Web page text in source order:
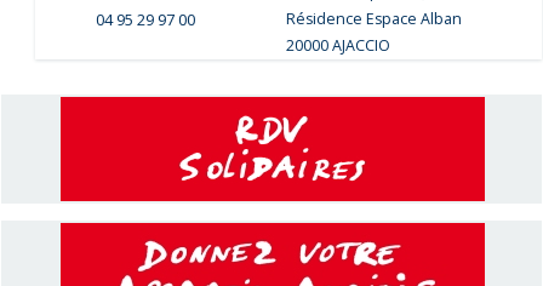
04 95 29 97 00
Résidence Espace Alban
20000 AJACCIO